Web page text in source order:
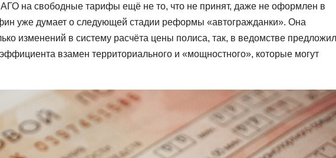
на свободные тарифы ещё не то, что не принят, даже не оформлен в
уже думает о следующей стадии реформы «автогражданки». Она
изменений в систему расчёта цены полиса, так, в ведомстве
взамен территориального и «мощностного», которые могут